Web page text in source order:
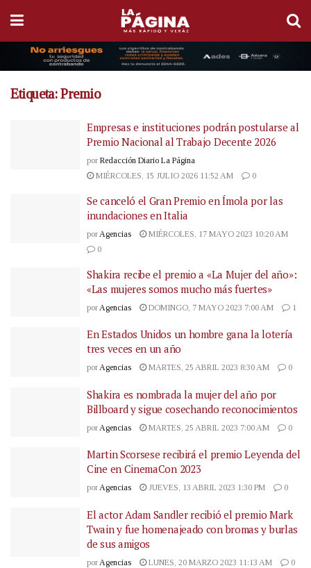
Etiqueta:Premio
Empresas e instituciones podrán postularse al
Premio Nacional al Trabajo Decente 2026
por Redacción Diario La Página
MIÉRCOLES, 15 JULIO 2026 11:52 AM
0
Se canceló el Gran Premio en Ímola por las
inundaciones en Italia
por Agencias
MIÉRCOLES, 17 MAYO 2023 10:20 AM
0
Shakira recibe el premio a «La Mujer del año»:
«Las mujeres somos mucho más fuertes»
por Agencias DOMINGO, 7 MAYO 2023 7:00 AM 1
En Estados Unidos un hombre gana la lotería
tres veces en un año
porAgencias MARTES, 25 ABRIL 2023 8:30 AM 0
Shakira es nombrada la mujer del año por
Billboard y sigue cosechando reconocimientos
por Agencias MARTES, 25 ABRIL 2023 7:00 AM 0
Martin Scorsese recibirá el premio Leyenda del
Cine en CinemaCon 2023
porAgencias JUEVES, 13 ABRIL 2023 1:30 PM 0
El actor Adam Sandler recibió el premio Mark
Twain y fue homenajeado con bromas y burlas
de sus amigos
por Agencias LUNES, 20 MARZO 2023 11:13 AM 0